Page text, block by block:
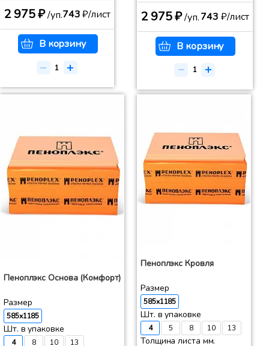
2 975 ₽/уп.743₽/лист
В корзину
2 975 ₽/уп.743 ₽/лист
В корзину
Пеноплэкс Основа (Комфорт)
Размер
585x1185
Шт. в упаковке
4 8 10 13
Пеноплэкс Кровля
Размер
585x1185
Шт. в упаковке
4 5 8 10 13
Толщина листа мм.